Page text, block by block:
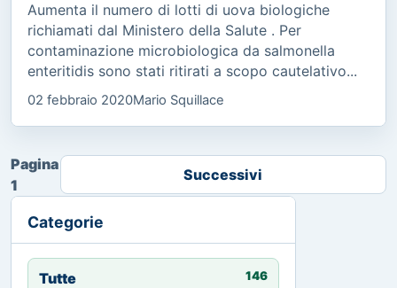
Categorie
Tutte 146
Aumenta il numero di lotti di uova biologiche
richiamati dal Ministero della Salute . Per
contaminazione microbiologica da salmonella
enteritidis sono stati ritirati a scopo cautelativo...
02 febbraio 2020Mario Squillace
Pagina
1
Successivi